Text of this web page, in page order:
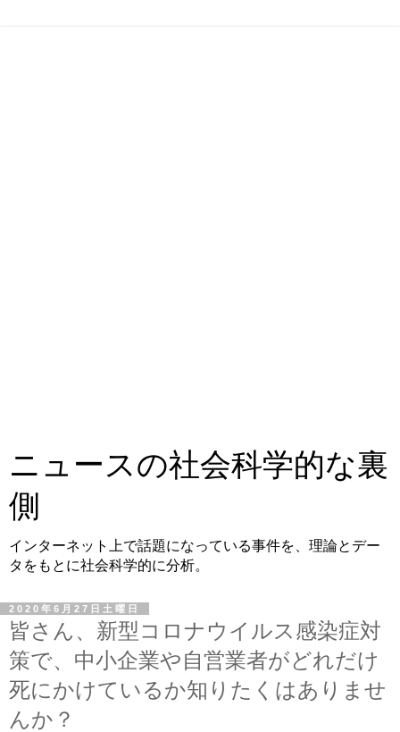
ニュースの社会科学的な裏
側
インターネット上で話題になっている事件を、理論とデー
タをもとに社会科学的に分析。
2020年6月27日土曜日
皆さん、新型コロナウイルス感染症対
策で、中小企業や自営業者がどれだけ
死にかけているか知りたくはありませ
んか？